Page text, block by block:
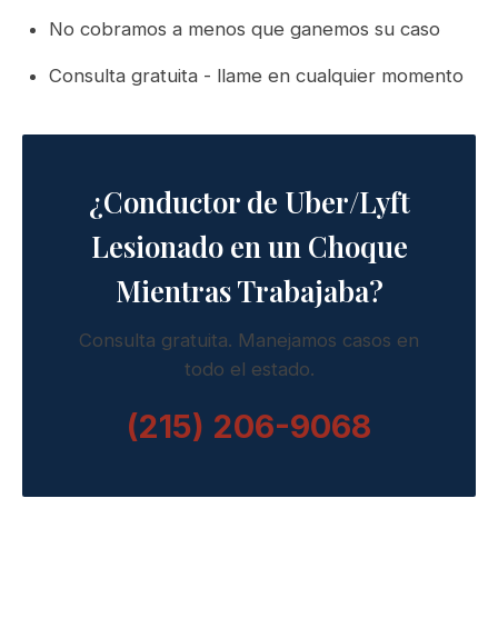
No cobramos a menos que ganemos su caso
Consulta gratuita - llame en cualquier momento
¿Conductor de Uber/Lyft
Lesionado en un Choque
Mientras Trabajaba?
Consulta gratuita. Manejamos casos en
todo el estado.
(215) 206-9068